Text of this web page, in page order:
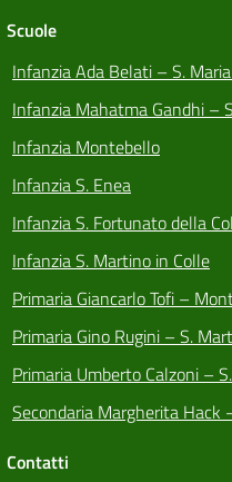
Scuole
Infanzia Ada Belati – S.
Infanzia Mahatma Gandhi –
Infanzia Montebello
Infanzia S. Enea
Infanzia S. Fortunato della
Infanzia S. Martino in Colle
Primaria Giancarlo Tofi –
Primaria Gino Rugini – S.
Primaria Umberto Calzoni –
Secondaria Margherita Hack
Contatti